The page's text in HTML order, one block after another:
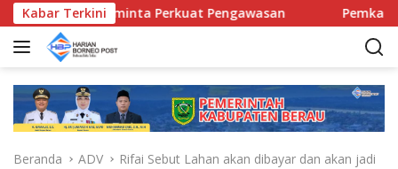
a
Kabar Terkini
Diminta Perkuat Pengawasan Pemkab Berau
Beranda ADV
Rifai Sebut Lahan akan dibayar dan akan jadi